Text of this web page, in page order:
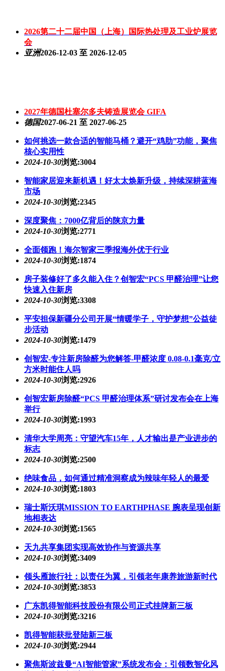
2026第二十二届中国（上海）国际热处理及工业炉展览
会
亚洲2026-12-03 至 2026-12-05
2027年德国杜塞尔多夫铸造展览会 GIFA
德国2027-06-21 至 2027-06-25
如何挑选一款合适的智能马桶？避开“鸡肋”功能，聚焦
核心实用性
2024-10-30浏览:3004
智能家居迎来新机遇！好太太焕新升级，持续深耕蓝海
市场
2024-10-30浏览:2345
深度聚焦：7000亿背后的陕京力量
2024-10-30浏览:2771
全面领跑！海尔智家三季报海外优于行业
2024-10-30浏览:1874
房子装修好了多久能入住？创智宏“PCS 甲醛治理”让您
快速入住新房
2024-10-30浏览:3308
平安担保新疆分公司开展“情暖学子，守护梦想”公益徒
步活动
2024-10-30浏览:1479
创智宏-专注新房除醛为您解答-甲醛浓度 0.08-0.1毫克/立
方米时能住人吗
2024-10-30浏览:2926
创智宏新房除醛“PCS 甲醛治理体系”研讨发布会在上海
举行
2024-10-30浏览:1993
清华大学周亮：守望汽车15年，人才输出是产业进步的
标志
2024-10-30浏览:2500
绝味食品，如何通过精准洞察成为辣味年轻人的最爱
2024-10-30浏览:1803
瑞士斯沃琪MISSION TO EARTHPHASE 腕表呈现创新
地相表达
2024-10-30浏览:1565
天九共享集团实现高效协作与资源共享
2024-10-30浏览:3409
领头雁旅行社：以责任为翼，引领老年康养旅游新时代
2024-10-30浏览:3853
广东凯得智能科技股份有限公司正式挂牌新三板
2024-10-30浏览:3216
凯得智能获批登陆新三板
2024-10-30浏览:2944
聚焦斯波兹曼“AI智能管家”系统发布会：引领数智化风